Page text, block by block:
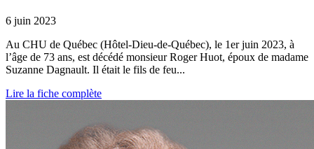
6 juin 2023
Au CHU de Québec (Hôtel-Dieu-de-Québec), le 1er juin 2023, à
l’âge de 73 ans, est décédé monsieur Roger Huot, époux de madame
Suzanne Dagnault. Il était le fils de feu...
Lire la fiche complète